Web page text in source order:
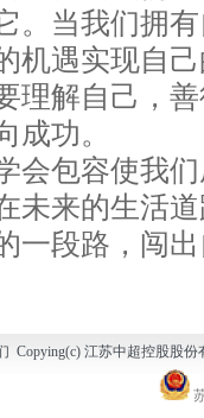
。当我们拥
机遇实现自
理解自己，
成功。
会包容使我
未来的生活
一段路，闯
江苏中超控股股